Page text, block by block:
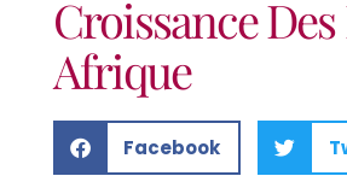
Croissance
Afrique
Facebook